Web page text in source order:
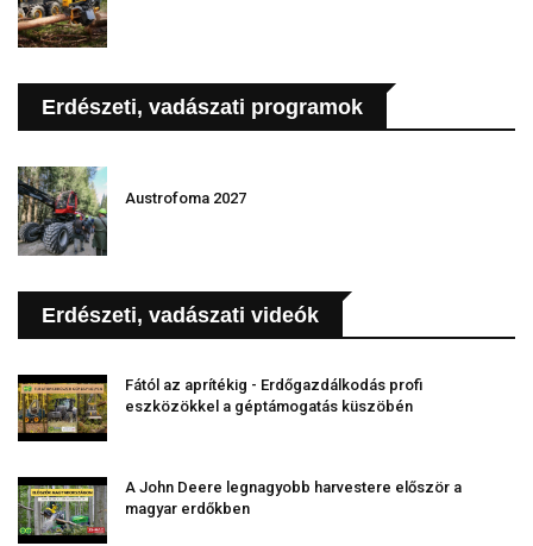
Erdészeti, vadászati programok
Austrofoma 2027
Erdészeti, vadászati videók
Fától az aprítékig - Erdőgazdálkodás profi
eszközökkel a géptámogatás küszöbén
A John Deere legnagyobb harvestere először a
magyar erdőkben